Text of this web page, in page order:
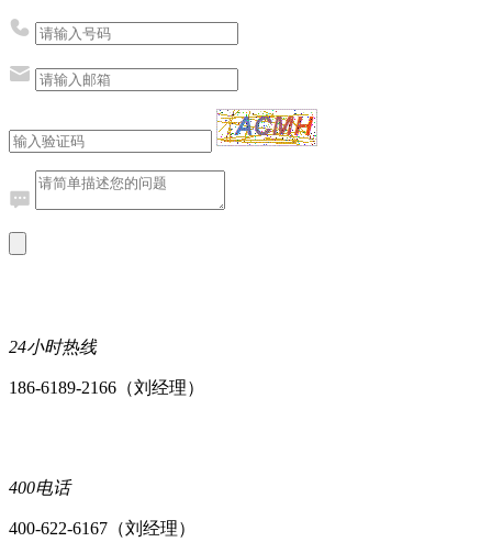
24小时热线
186-6189-2166（刘经理）
400电话
400-622-6167（刘经理）